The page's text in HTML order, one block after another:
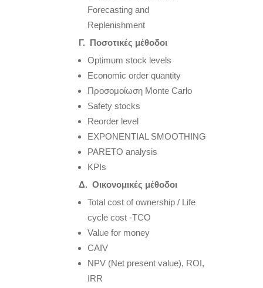
Forecasting and
Replenishment
Γ. Ποσοτικές μέθοδοι
Optimum stock levels
Economic order quantity
Προσομοίωση Μonte Carlo
Safety stocks
Reorder level
EXPONENTIAL SMOOTHING
PARETO analysis
KPIs
Δ. Οικονομικές μέθοδοι
Total cost of ownership / Life
cycle cost -TCO
Value for money
CAIV
NPV (Net present value), ROI,
IRR